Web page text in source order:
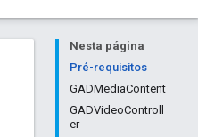
Nesta página
Pré-requisitos
GADMediaContent
GADVideoControll
er